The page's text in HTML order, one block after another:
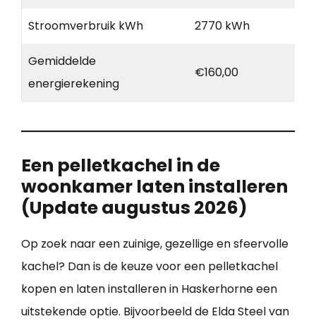
Stroomverbruik kWh 2770 kWh
Gemiddelde
energierekening
€160,00
Een pelletkachel in de
woonkamer laten installeren
(Update augustus 2026)
Op zoek naar een zuinige, gezellige en sfeervolle
kachel? Dan is de keuze voor een pelletkachel
kopen en laten installeren in Haskerhorne een
uitstekende optie. Bijvoorbeeld de Elda Steel van